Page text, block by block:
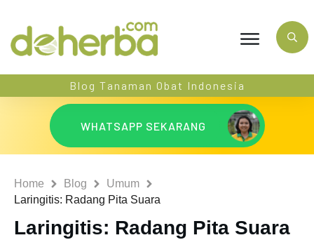
Blog Tanaman Obat Indonesia
WHATSAPP SEKARANG
Home Blog
Umum
Laringitis: Radang Pita Suara
Laringitis: Radang Pita Suara